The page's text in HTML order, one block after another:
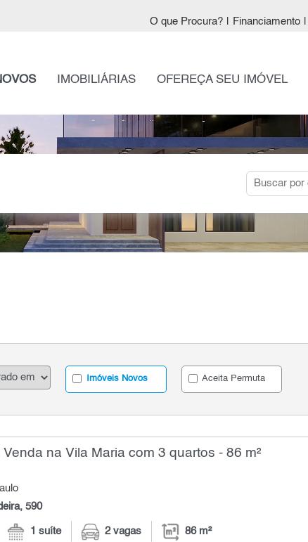
O que Procura? Financiamento
IMOBILIÁRIAS OFEREÇA SEU IMÓVEL
Imóveis Novos Aceita Permuta
na Vila Maria com 3 quartos - 86 m²
590
1 suíte 2 vagas 86 m²